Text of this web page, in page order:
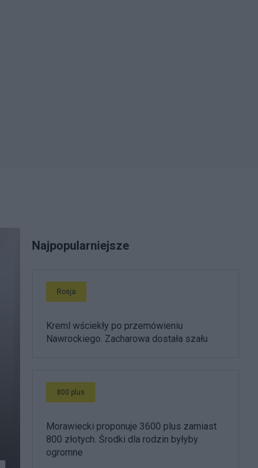
Najpopularniejsze
Rosja
Kreml wściekły po przemówieniu
Nawrockiego. Zacharowa dostała szału
800 plus
Morawiecki proponuje 3600 plus zamiast
800 złotych. Środki dla rodzin byłyby
ogromne